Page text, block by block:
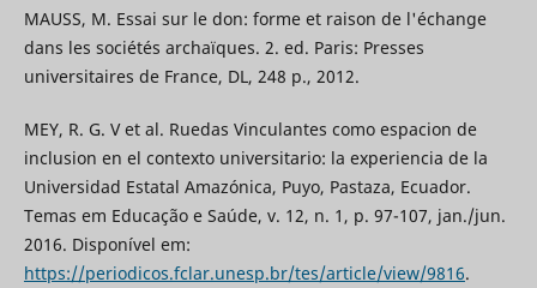
MAUSS, M. Essai sur le don: forme et raison de l'échange
dans les sociétés archaïques. 2. ed. Paris: Presses
universitaires de France, DL, 248 p., 2012.
MEY, R. G. V et al. Ruedas Vinculantes como espacion de
inclusion en el contexto universitario: la experiencia de la
Universidad Estatal Amazónica, Puyo, Pastaza, Ecuador.
Temas em Educação e Saúde, v. 12, n. 1, p. 97-107, jan./jun.
2016. Disponível em:
https://periodicos.fclar.unesp.br/tes/article/view/9816.